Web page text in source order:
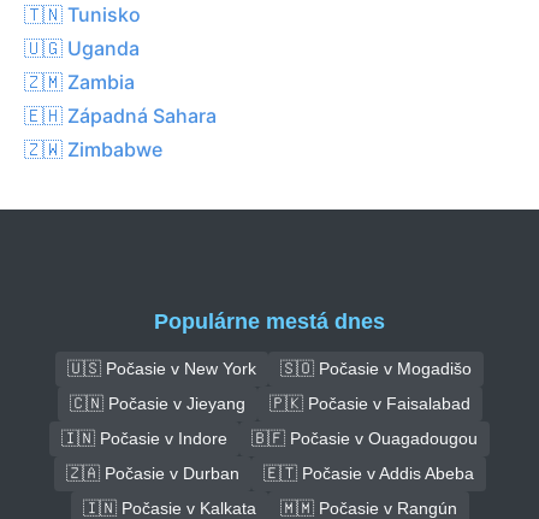
🇹🇳 Tunisko
🇺🇬 Uganda
🇿🇲 Zambia
🇪🇭 Západná Sahara
🇿🇼 Zimbabwe
Populárne mestá dnes
🇺🇸 Počasie v New York
🇸🇴 Počasie v Mogadišo
🇨🇳 Počasie v Jieyang
🇵🇰 Počasie v Faisalabad
🇮🇳 Počasie v Indore
🇧🇫 Počasie v Ouagadougou
🇿🇦 Počasie v Durban
🇪🇹 Počasie v Addis Abeba
🇮🇳 Počasie v Kalkata
🇲🇲 Počasie v Rangún